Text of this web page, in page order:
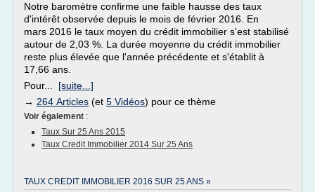
Notre baromètre confirme une faible hausse des taux
d'intérêt observée depuis le mois de février 2016. En
mars 2016 le taux moyen du crédit immobilier s'est stabilisé
autour de 2,03 %. La durée moyenne du crédit immobilier
reste plus élevée que l'année précédente et s'établit à
17,66 ans.
Pour... [suite...]
→ 264 Articles (et 5 Vidéos) pour ce thème
Voir également :
Taux Sur 25 Ans 2015
Taux Credit Immobilier 2014 Sur 25 Ans
TAUX CREDIT IMMOBILIER 2016 SUR 25 ANS »